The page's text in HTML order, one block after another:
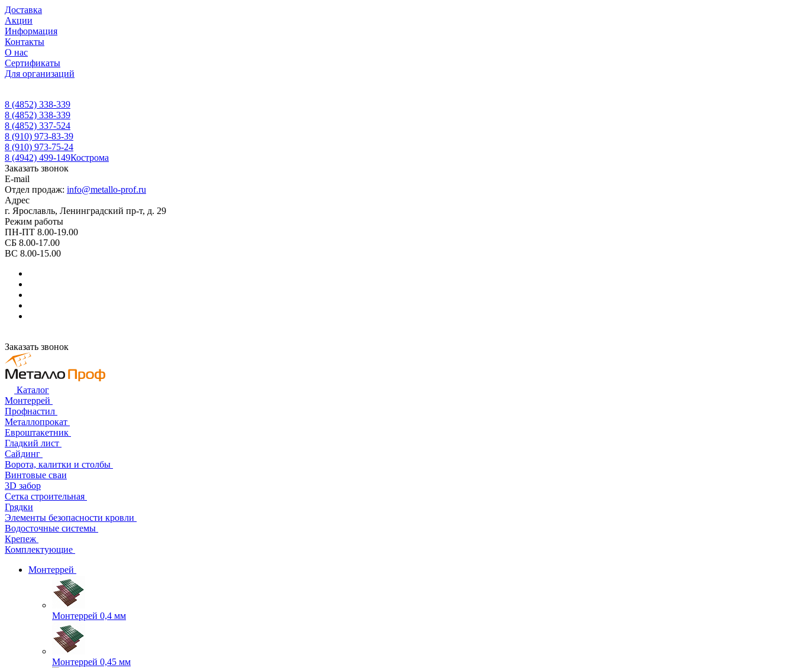
Доставка
Акции
Информация
Контакты
О нас
Сертификаты
Для организаций
8 (4852) 338-339
8 (4852) 338-339
8 (4852) 337-524
8 (910) 973-83-39
8 (910) 973-75-24
8 (4942) 499-149Кострома
Заказать звонок
E-mail
Отдел продаж: info@metallo-prof.ru
Адрес
г. Ярославль, Ленинградский пр-т, д. 29
Режим работы
ПН-ПТ 8.00-19.00
СБ 8.00-17.00
ВС 8.00-15.00
Заказать звонок
Каталог
Монтеррей
Профнастил
Металлопрокат
Евроштакетник
Гладкий лист
Сайдинг
Ворота, калитки и столбы
Винтовые сваи
3D забор
Сетка строительная
Грядки
Элементы безопасности кровли
Водосточные системы
Крепеж
Комплектующие
Монтеррей
Монтеррей 0,4 мм
Монтеррей 0,45 мм